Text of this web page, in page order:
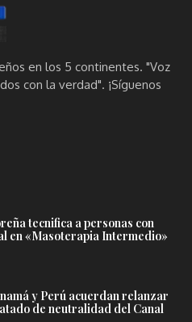
en los 5 continentes. "Voz
con la verdad". ¡Síguenos
tecnifica a personas con
en «Masoterapia Intermedio»
y Perú acuerdan relanzar
de neutralidad del Canal